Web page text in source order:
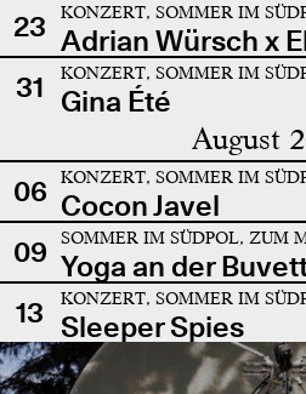
23
KONZERT, SOMMER IM
Adrian Würsch x
31
KONZERT, SOMMER IM
Gina Été
August
06 KONZERT, SOMMER IM
Cocon Javel
09
SOMMER IM SÜDPOL, ZUM
Yoga an der
13
KONZERT, SOMMER IM
Sleeper Spies